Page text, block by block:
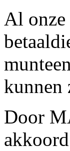
Al onze
kunnen
Door